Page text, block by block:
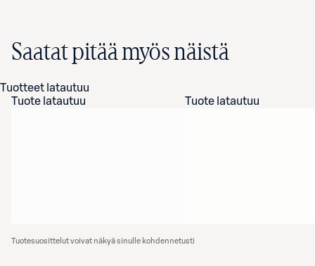
Saatat pitää myös näistä
Tuotteet latautuu
Tuote latautuu
Tuote latautuu
Tuotesuosittelut voivat näkyä sinulle kohdennetusti